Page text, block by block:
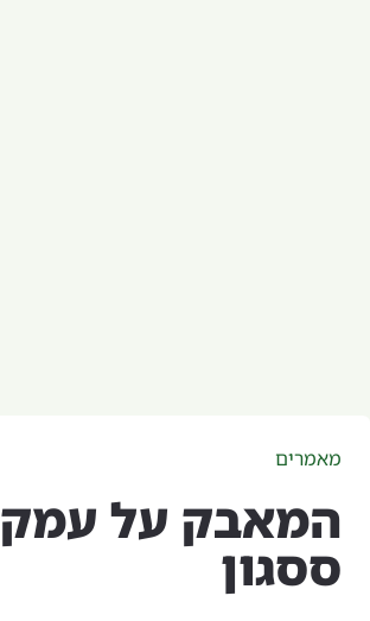
מאמרים
המאבק על עמק
ססגון